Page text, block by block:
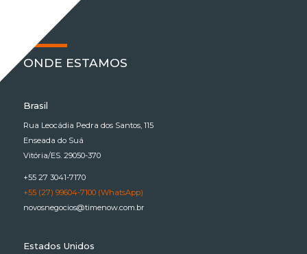
ONDE ESTAMOS
Brasil
Rua Leocádia Pedra dos Santos, 115
Enseada do Suá
Vitória/ES. 29050-370
+55 27 3041-7170
+55 (27) 99604-7100 (WhatsApp)
novosnegocios@timenow.com.br
Estados Unidos